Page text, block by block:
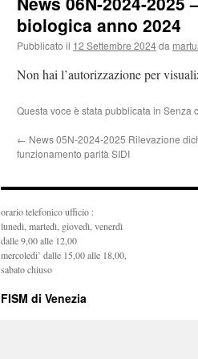
biologica anno 2024
Pubblicato il 12 Settembre 2024da
Non hai l’autorizzazione per
Questa voce è stata pubblicata in Senza
← News 05N-2024-2025 Rilevazione
funzionamento parità SIDI
orario telefonico ufficio :
lunedì, martedì, giovedì, venerdì
dalle 9,00 alle 12,00
mercoledi’ dalle 15,00 alle 18,00,
sabato chiuso
FISM di Venezia